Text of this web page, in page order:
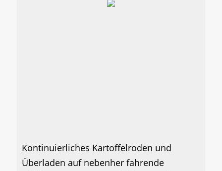
Kontinuierliches Kartoffelroden und
Überladen auf nebenher fahrende